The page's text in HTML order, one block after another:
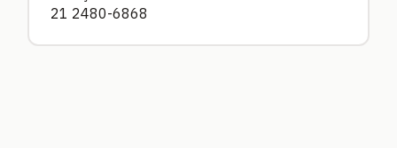
21 2480-6868